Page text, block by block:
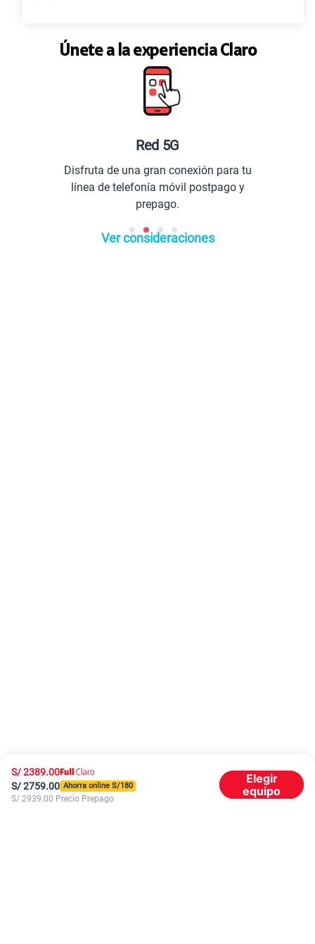
Únete a la experiencia Claro
Red 5G
Disfruta de una gran conexión para tu
línea de telefonía móvil postpago y
prepago.
Ver consideraciones
S/2389.00
S/2759.00 Ahorra online S/180
S/ 2939.00 Precio Prepago
Elegir
equipo